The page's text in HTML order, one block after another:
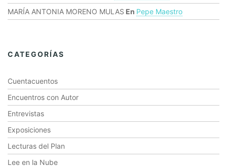
MARÍA ANTONIA MORENO MULAS En Pepe Maestro
CATEGORÍAS
Cuentacuentos
Encuentros con Autor
Entrevistas
Exposiciones
Lecturas del Plan
Lee en la Nube